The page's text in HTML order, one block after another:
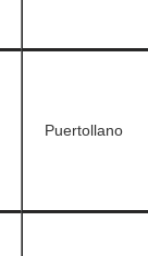
Puertollano